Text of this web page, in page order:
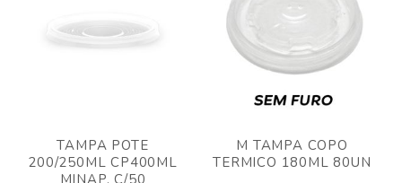
TAMPA POTE
200/250ML CP400ML
MINAP. C/50
M TAMPA COPO
TERMICO 180ML 80UN